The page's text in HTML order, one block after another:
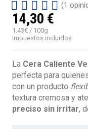
(1
14,30 €
1.43€ / 100g
Impuestos incluidos
La Cera Caliente
perfecta para
con un producto
textura cremosa y
preciso sin irritar,